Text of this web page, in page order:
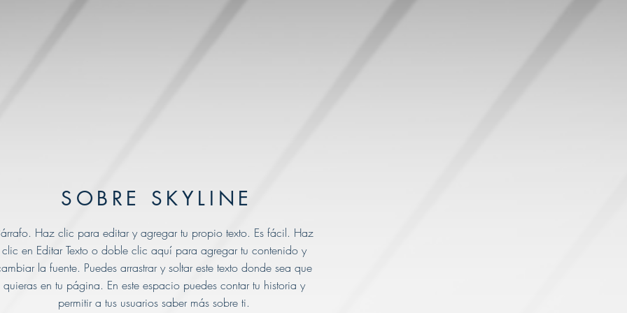
SOBRE SKYLINE
Haz clic para editar y agregar tu propio texto. Es fácil. Haz
clic en Editar Texto o doble clic aquí para agregar tu contenido y
la fuente. Puedes arrastrar y soltar este texto donde sea que
quieras en tu página. En este espacio puedes contar tu historia y
permitir a tus usuarios saber más sobre ti.